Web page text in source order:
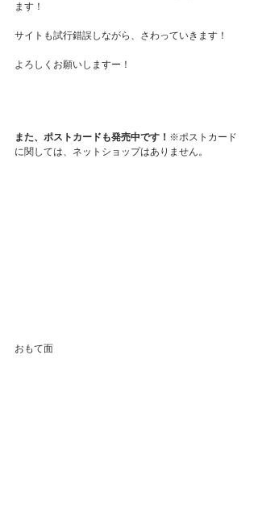
ます！
サイトも試行錯誤しながら、さわっていきます！
よろしくお願いしますー！
また、ポストカードも発売中です！ ※ポストカード
に関しては、ネットショップはありません。
おもて面